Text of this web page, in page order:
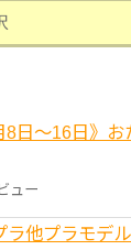
日～16日》お
ュー
ラ他プラモデ